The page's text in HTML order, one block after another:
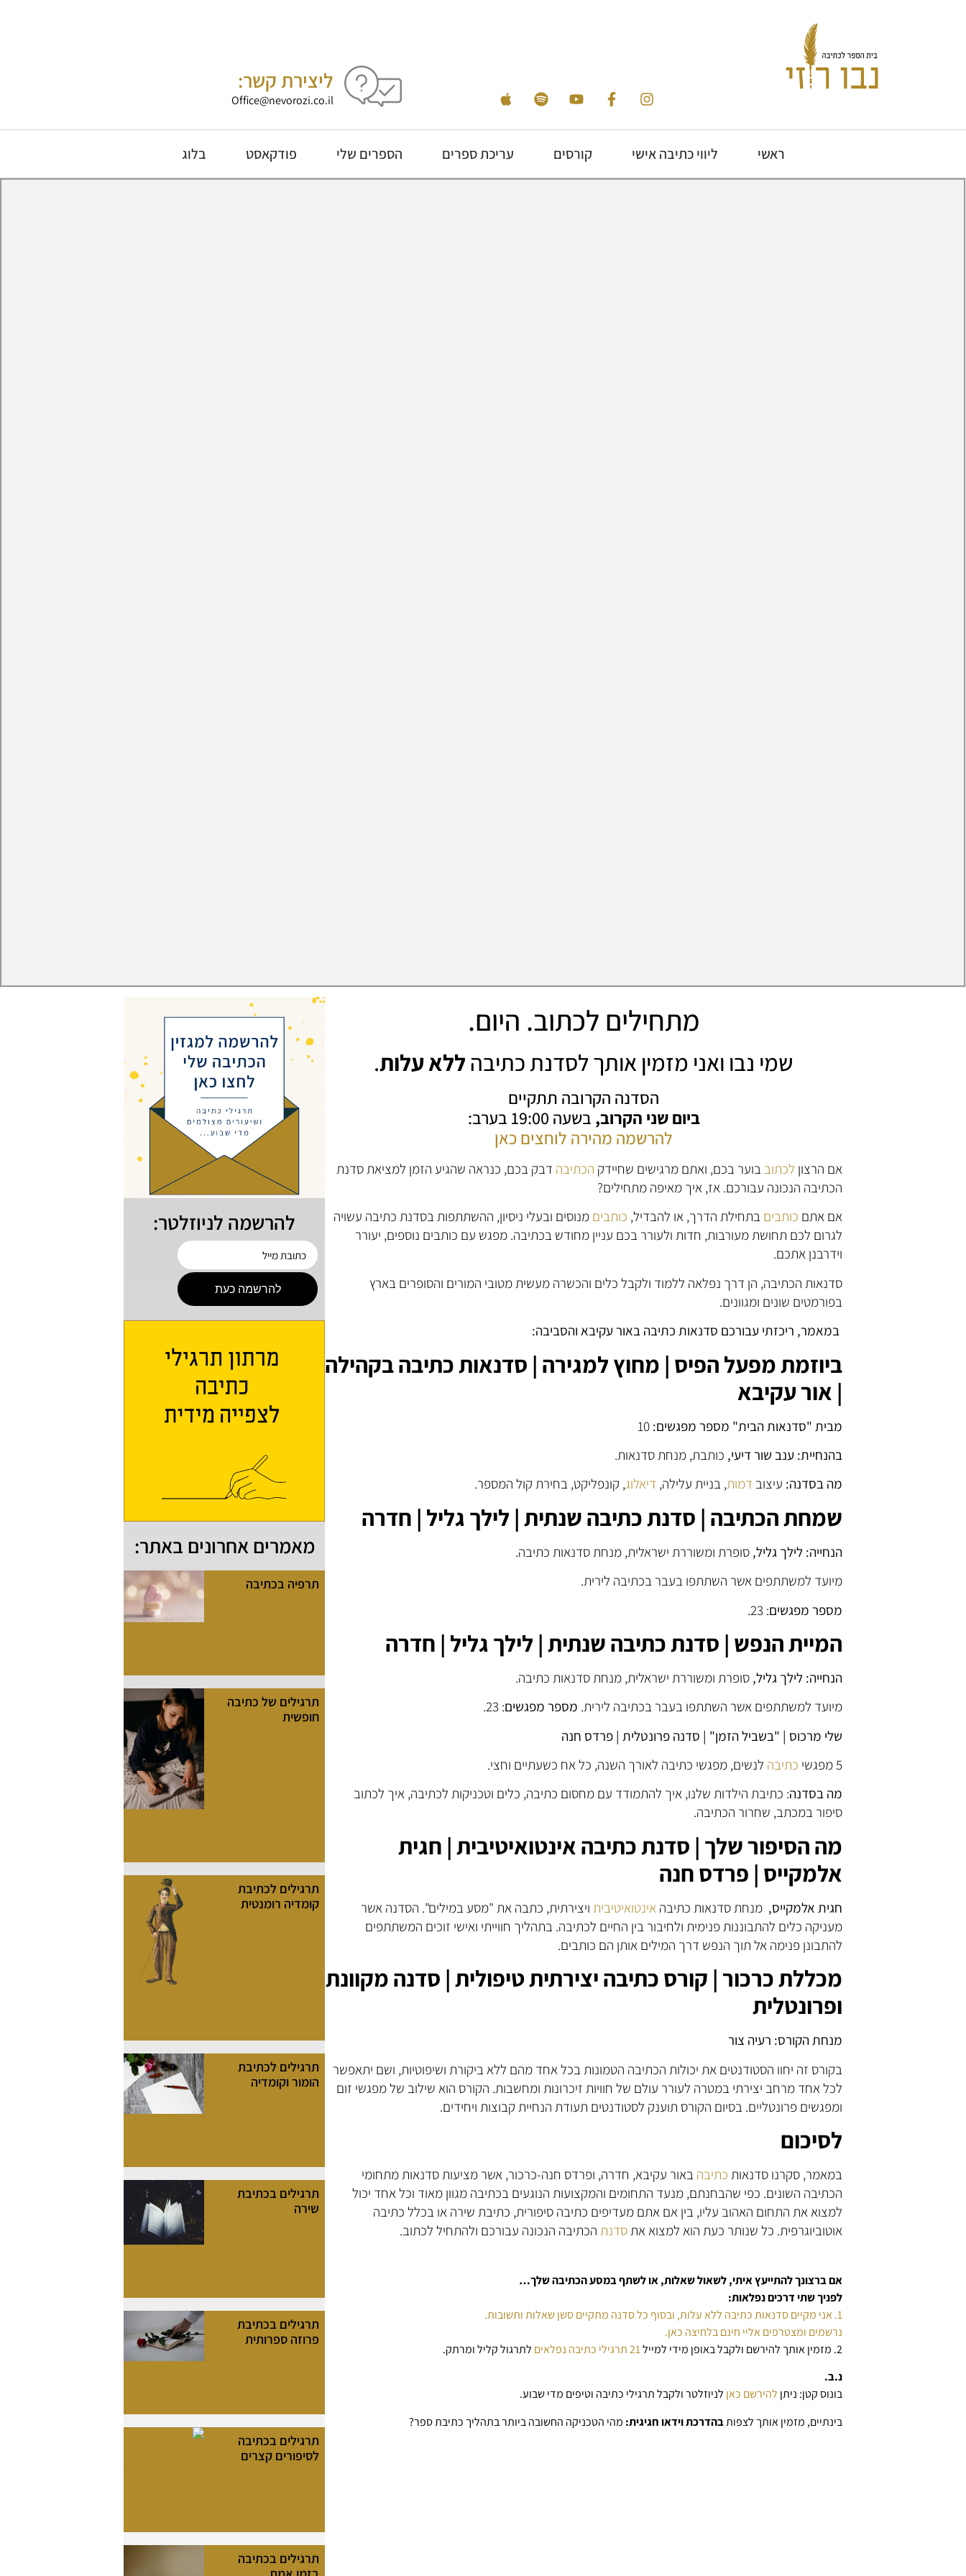
ליצירת קשר:
Office@nevorozi.co.il
ראשי ליווי כתיבה אישי קורסים עריכת ספרים הספרים שלי פודקאסט בלוג
מתחילים לכתוב. היום.
שמי נבו ואני מזמין אותך לסדנת כתיבהללא עלות.
הסדנה הקרובה תתקיים
ביום שני הקרוב, בשעה 19:00 בערב:
להרשמה מהירה לוחצים כאן
אם הרצון לכתוב בוער בכם, ואתם מרגישים שחיידק הכתיבה דבק בכם, כנראה שהגיע הזמן למציאת סדנת
הכתיבה הנכונה עבורכם. אז, איך מאיפה מתחילים?
אם אתם כותבים בתחילת הדרך, או להבדיל, כותבים מנוסים ובעלי ניסיון, ההשתתפות בסדנת כתיבה עשויה
לגרום לכם תחושת מעורבות, חדות ולעורר בכם עניין מחודש בכתיבה. מפגש עם כותבים נוספים, יעורר
וידרבנן אתכם.
סדנאות הכתיבה, הן דרך נפלאה ללמוד ולקבל כלים והכשרה מעשית מטובי המורים והסופרים בארץ
בפורמטים שונים ומגוונים.
במאמר, ריכזתי עבורכם סדנאות כתיבה באור עקיבא והסביבה:
ביוזמת מפעל הפיס | מחוץ למגירה | סדנאות כתיבה בקהילה
| אור עקיבא
מבית "סדנאות הבית" מספר מפגשים: 10
בהנחיית: ענב שור דיעי, כותבת, מנחת סדנאות.
מה בסדנה: עיצוב דמות, בניית עלילה, דיאלוג, קונפליקט, בחירת קול המספר.
שמחת הכתיבה | סדנת כתיבה שנתית | לילך גליל | חדרה
הנחייה: לילך גליל, סופרת ומשוררת ישראלית, מנחת סדנאות כתיבה.
מיועד למשתתפים אשר השתתפו בעבר בכתיבה לירית.
מספר מפגשים: 23.
המיית הנפש | סדנת כתיבה שנתית | לילך גליל | חדרה
הנחייה: לילך גליל, סופרת ומשוררת ישראלית, מנחת סדנאות כתיבה.
מיועד למשתתפים אשר השתתפו בעבר בכתיבה לירית. מספר מפגשים: 23.
שלי מרכוס | "בשביל הזמן" | סדנה פרונטלית | פרדס חנה
5 מפגשי
כתיבה לנשים, מפגשי כתיבה לאורך השנה, כל אח כשעתיים וחצי.
מה בסדנה: כתיבת הילדות שלנו, איך להתמודד עם מחסום כתיבה, כלים וטכניקות לכתיבה, איך לכתוב
סיפור במכתב, שחרור הכתיבה.
מה הסיפור שלך | סדנת כתיבה אינטואיטיבית | חגית
אלמקייס | פרדס חנה
חגית אלמקייס, מנחת סדנאות כתיבה אינטואיטיבית ויצירתית, כתבה את "מסע במילים". הסדנה אשר
מעניקה כלים להתבוננות פנימית ולחיבור בין החיים לכתיבה. בתהליך חווייתי ואישי זוכים המשתתפים
להתבונן פנימה אל תוך הנפש דרך המילים אותן הם כותבים.
מכללת כרכור | קורס כתיבה יצירתית טיפולית | סדנה מקוונת
ופרונטלית
מנחת הקורס: רעיה צור
בקורס זה יחוו הסטודנטים את יכולות הכתיבה הטמונות בכל אחד מהם ללא ביקורת ושיפוטיות, ושם יתאפשר
לכל אחד מרחב יצירתי במטרה לעורר עולם של חוויות זיכרונות ומחשבות. הקורס הוא שילוב של מפגשי זום
ומפגשים פרונטליים. בסיום הקורס תוענק לסטודנטים תעודת הנחיית קבוצות ויחידים.
לסיכום
במאמר, סקרנו סדנאות כתיבה באור עקיבא, חדרה, ופרדס חנה-כרכור, אשר מציעות סדנאות מתחומי
הכתיבה השונים. כפי שהבחנתם, מנעד התחומים והמקצועות הנוגעים בכתיבה מגוון מאוד וכל אחד יכול
למצוא את התחום האהוב עליו, בין אם אתם מעדיפים כתיבה סיפורית, כתיבת שירה או בכלל כתיבה
אוטוביוגרפית. כל שנותר כעת הוא למצוא אתסדנת הכתיבה הנכונה עבורכם ולהתחיל לכתוב.
אם ברצונך להתייעץ איתי, לשאול שאלות, או לשתף במסע הכתיבה שלך…
לפניך שתי דרכים נפלאות:
1. אני מקיים סדנאות כתיבה ללא עלות, ובסוף כל סדנה מתקיים סשן שאלות ותשובות.
נרשמים ומצטרפים אליי חינם בלחיצה כאן.
2. מזמין אותך להירשם ולקבל באופן מידי למייל
21 תרגילי כתיבה נפלאים
לתרגול קליל ומרתק.
נ.ב.
בונוס קטן: ניתן להירשם כאן לניוזלטר ולקבל תרגילי כתיבה וטיפים מדי שבוע.
בינתיים, מזמין אותך לצפותבהדרכת וידאו חגיגית: מהי הטכניקה החשובה ביותר בתהליך כתיבת ספר?
להרשמה לניוזלטר:
להרשמה כעת
מאמרים אחרונים באתר:
תרפיה בכתיבה
תרגילים של כתיבה
חופשית
תרגילים לכתיבת
קומדיה רומנטית
תרגילים לכתיבת
הומור וקומדיה
תרגילים בכתיבת
שירה
תרגילים בכתיבת
פרוזה ספרותית
תרגילים בכתיבה
לסיפורים קצרים
תרגילים בכתיבה